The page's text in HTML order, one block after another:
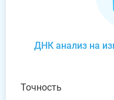
ДНК анализ на
Точность